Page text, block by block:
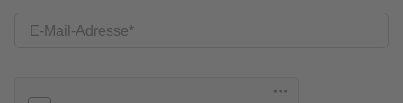
E-Mail-Adresse